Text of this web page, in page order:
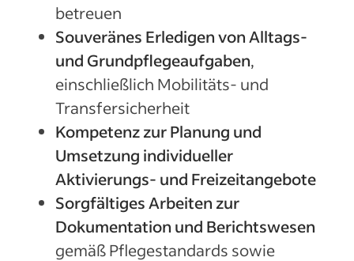
betreuen
Souveränes Erledigen von Alltags-
und Grundpflegeaufgaben,
einschließlich Mobilitäts‑ und
Transfersicherheit
Kompetenz zur Planung und
Umsetzung individueller
Aktivierungs- und Freizeitangebote
Sorgfältiges Arbeiten zur
Dokumentation und Berichtswesen
gemäß Pflegestandards sowie